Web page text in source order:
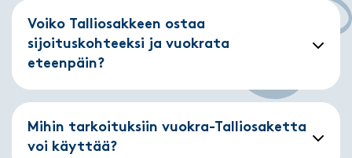
Voiko Talliosakkeen ostaa
sijoituskohteeksi ja vuokrata
eteenpäin?
Mihin tarkoituksiin vuokra-Talliosaketta
voi käyttää?